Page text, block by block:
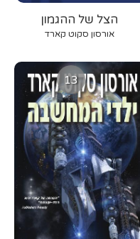
הצל של ההגמון
אורסון סקוט קארד
13